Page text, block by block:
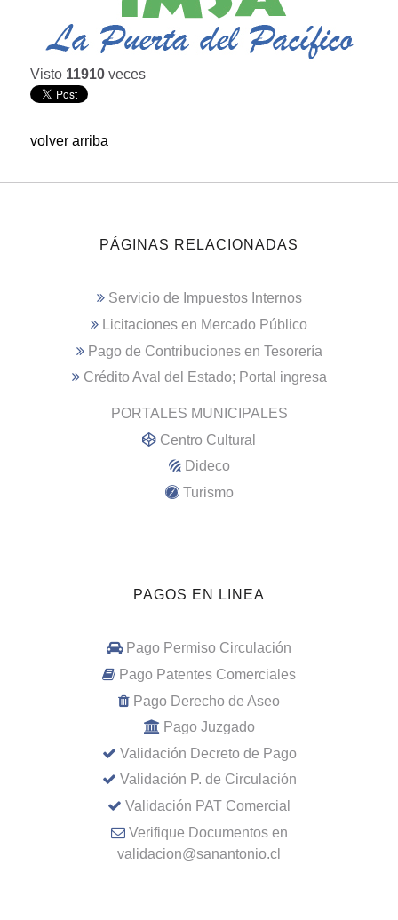
Visto 11910 veces
volver arriba
PÁGINAS RELACIONADAS
Servicio de Impuestos Internos
Licitaciones en Mercado Público
Pago de Contribuciones en Tesorería
Crédito Aval del Estado; Portal ingresa
PORTALES MUNICIPALES
Centro Cultural
Dideco
Turismo
PAGOS EN LINEA
Pago Permiso Circulación
Pago Patentes Comerciales
Pago Derecho de Aseo
Pago Juzgado
Validación Decreto de Pago
Validación P. de Circulación
Validación PAT Comercial
Verifique Documentos en
validacion@sanantonio.cl